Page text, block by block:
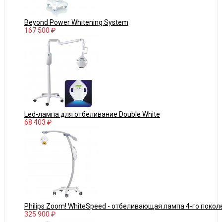
Beyond Power Whitening System
167 500 ₽
Led-лампа для отбеливание Double White
68 403 ₽
Philips Zoom! WhiteSpeed - отбеливающая лампа 4-го
325 900 ₽